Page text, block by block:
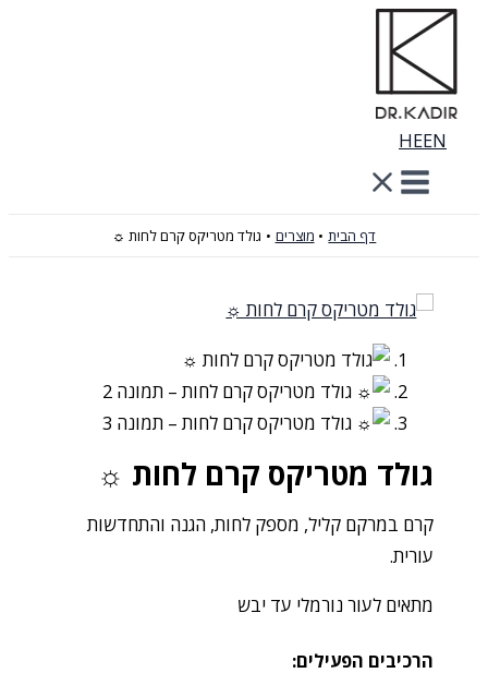
דילוג
EN
HE
דף הבית מוצרים גולד מטריקס קרם לחות ☼
גולד מטריקס קרם לחות ☼
קרם במרקם קליל, מספק לחות, הגנה והתחדשות
עורית.
מתאים לעור נורמלי עד יבש
הרכיבים הפעילים: